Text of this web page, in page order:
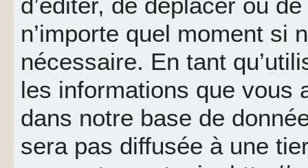
n’importe quel moment si
nécessaire. En tant
les informations que vous
dans notre base de
sera pas diffusée à une